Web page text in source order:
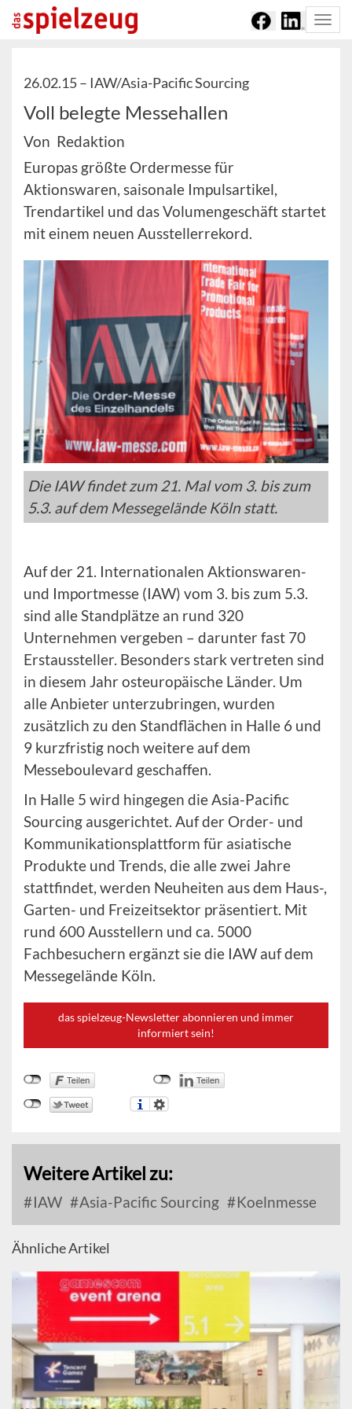
26.02.15 – IAW/Asia-Pacific Sourcing
Voll belegte Messehallen
Von Redaktion
Europas größte Ordermesse für
Aktionswaren, saisonale Impulsartikel,
Trendartikel und das Volumengeschäft startet
mit einem neuen Ausstellerrekord.
Die IAW findet zum 21. Mal vom 3. bis zum
5.3. auf dem Messegelände Köln statt.
Auf der 21. Internationalen Aktionswaren-
und Importmesse (IAW) vom 3. bis zum 5.3.
sind alle Standplätze an rund 320
Unternehmen vergeben – darunter fast 70
Erstaussteller. Besonders stark vertreten sind
in diesem Jahr osteuropäische Länder. Um
alle Anbieter unterzubringen, wurden
zusätzlich zu den Standflächen in Halle 6 und
9 kurzfristig noch weitere auf dem
Messeboulevard geschaffen.
In Halle 5 wird hingegen die Asia-Pacific
Sourcing ausgerichtet. Auf der Order- und
Kommunikationsplattform für asiatische
Produkte und Trends, die alle zwei Jahre
stattfindet, werden Neuheiten aus dem Haus-,
Garten- und Freizeitsektor präsentiert. Mit
rund 600 Ausstellern und ca. 5000
Fachbesuchern ergänzt sie die IAW auf dem
Messegelände Köln.
das spielzeug-Newsletter abonnieren und immer
informiert sein!
Weitere Artikel zu:
IAW Asia-Pacific Sourcing Koelnmesse
Ähnliche Artikel